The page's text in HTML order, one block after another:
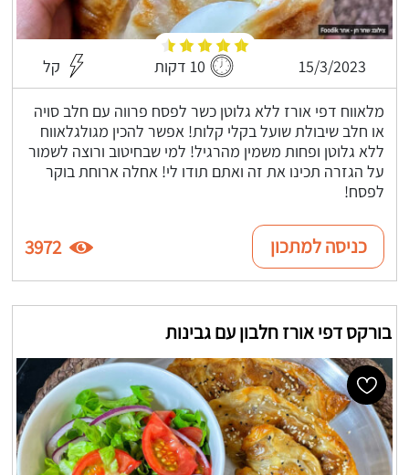
15/3/2023 10 דקות קל
מלאווח דפי אורז ללא גלוטן כשר לפסח פרווה עם חלב סויה
או חלב שיבולת שועל בקלי קלות! אפשר להכין מגולגלאווח
ללא גלוטן ופחות משמין מהרגיל! למי שבחיטוב ורוצה לשמור
על הגזרה תכינו את זה ואתם תודו לי! אחלה ארוחת בוקר
לפסח!
כניסה למתכון 3972
בורקס דפי אורז חלבון עם גבינות